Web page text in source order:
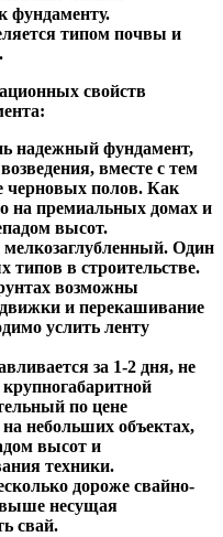
фундаменту.
типом почвы и
свойств
надежный фундамент,
вместе с тем
черновых полов. Как
на премиальных домах и
высот.
Один
типов в строительстве.
возможны
и перекашивание
услить ленту
за 1-2 дня, не
крупногабаритной
по цене
небольших объектах,
высот и
техники.
дороже свайно-
выше несущая
свай.